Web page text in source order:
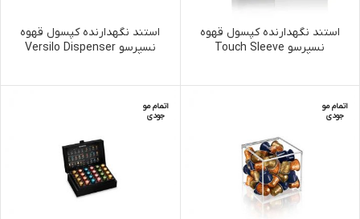
استند نگهدارنده کپسول قهوه
نسپرسو Touch Sleeve
استند نگهدارنده کپسول قهوه
نسپرسو Versilo Dispenser
اتمام مو
جودی
اتمام مو
جودی